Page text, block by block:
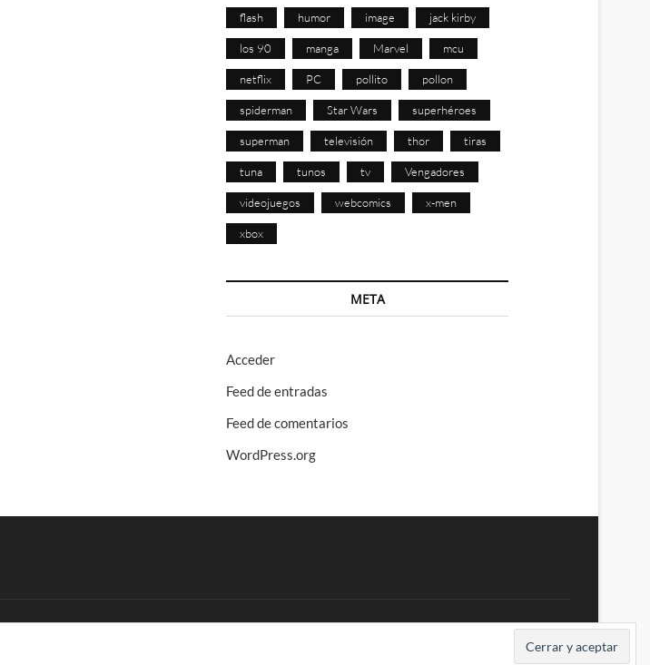
flash humor image jack kirby
los 90 manga Marvel mcu
netflix PC pollito pollon
spiderman Star Wars superhéroes
superman televisión thor tiras
tuna tunos tv Vengadores
videojuegos webcomics x-men
xbox
META
Acceder
Feed de entradas
Feed de comentarios
WordPress.org